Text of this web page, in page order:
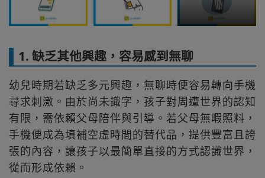
1. 缺乏其他興趣，容易感到無聊
幼兒時期若缺乏多元興趣，無聊時便容易轉向手機
尋求刺激。由於尚未識字，孩子對周遭世界的認知
有限，需依賴父母陪伴與引導。若父母無暇照料，
手機便成為填補空虛時間的替代品，提供豐富且誇
張的內容，讓孩子以最簡單直接的方式認識世界，
從而形成依賴。